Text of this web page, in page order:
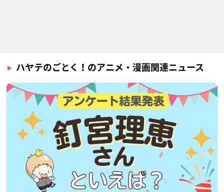
ハヤテのごとく！のアニメ・漫画関連ニュース